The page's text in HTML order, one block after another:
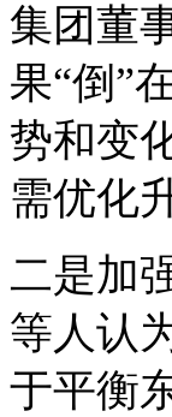
集团董
果“倒”
势和变
需优化
二是加
等人认
于平衡